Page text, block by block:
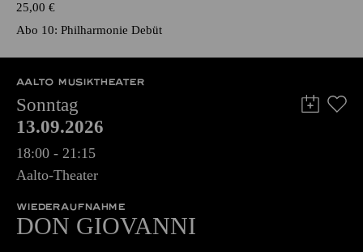
25,00 €
Abo 10: Philharmonie Debüt
AALTO MUSIKTHEATER
Sonntag
13.09.2026
18:00 - 21:15
Aalto-Theater
WIEDERAUFNAHME
DON GIO­VANNI